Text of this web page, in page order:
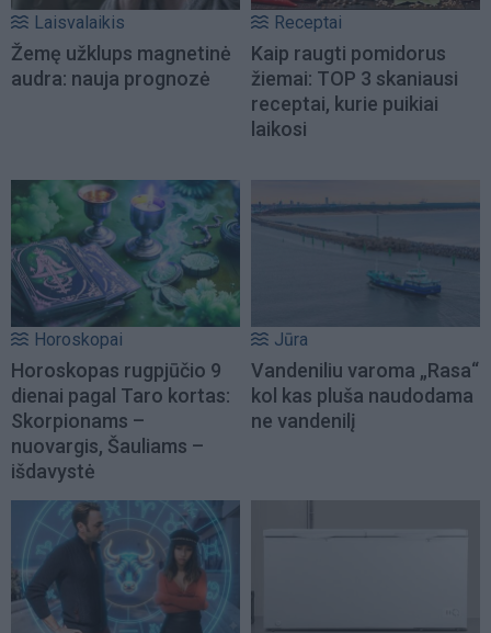
Laisvalaikis
Žemę užklups magnetinė
audra: nauja prognozė
Receptai
Kaip raugti pomidorus
žiemai: TOP 3 skaniausi
receptai, kurie puikiai
laikosi
Horoskopai
Horoskopas rugpjūčio 9
dienai pagal Taro kortas:
Skorpionams –
nuovargis, Šauliams –
išdavystė
Jūra
Vandeniliu varoma „Rasa“
kol kas pluša naudodama
ne vandenilį